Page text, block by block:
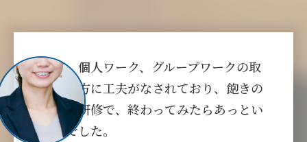
講義、個人ワーク、グループワークの取
り入れ方に工夫がなされており、飽きの
こない研修で、終わってみたらあっとい
う間でした。